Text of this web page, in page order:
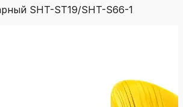
SHT-ST19/SHT-S66-1